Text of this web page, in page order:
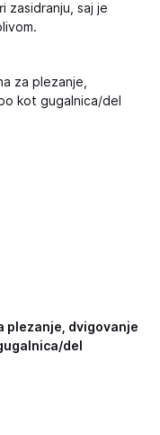
zasidranju, saj je
za plezanje,
kot gugalnica/del
plezanje, dvigovanje
del